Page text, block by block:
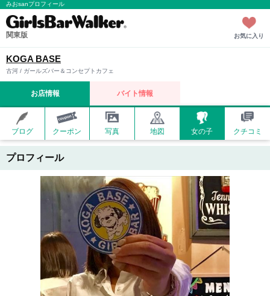
みおsanプロフィール
関東版 お気に入り
KOGA BASE
古河 / ガールズバー＆コンセプトカフェ
お店情報 バイト情報
ブログ クーポン 写真 地図 女の子 クチコミ
プロフィール